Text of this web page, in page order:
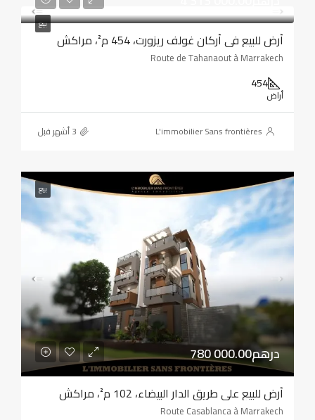
بيع
أرض للبيع في أركان غولف ريزورت، 454 م²، مراكش
Route de Tahanaout à Marrakech
454
أراض
L'immobilier Sans frontières
بيع
780 000.00درهم
أرض للبيع على طريق الدار البيضاء، 102 م²، مراكش
Route Casablanca à Marrakech